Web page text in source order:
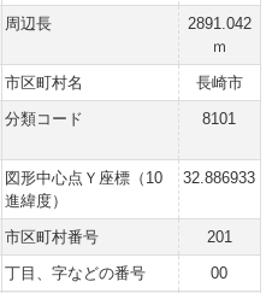
周辺長
2891.042
ｍ
市区町村名
長崎市
分類コード 8101
図形中心点Ｙ座標（10
進緯度）
32.886933
市区町村番号
201
丁目、字などの番号
00